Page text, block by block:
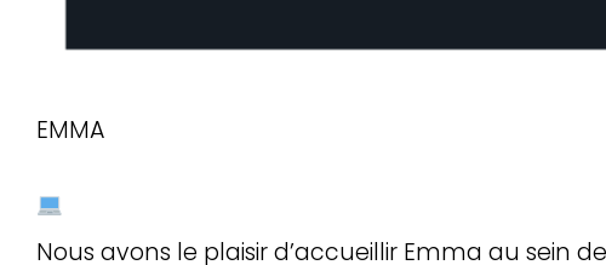
EMMA
Nous avons le plaisir d’accueillir Emma au sein